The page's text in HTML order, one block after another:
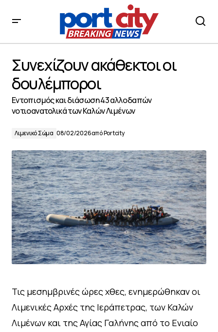
Συνεχίζουν ακάθεκτοι οι
δουλέμποροι
Εντοπισμός και διάσωση 43 αλλοδαπών
νοτιοανατολικά των Καλών Λιμένων
Λιμενικό Σώμα 08/02/2026απόPortcity
Τις μεσημβρινές ώρες χθες, ενημερώθηκαν οι
Λιμενικές Αρχές της Ιεράπετρας, των Καλών
Λιμένων και της Αγίας Γαλήνης από το Ενιαίο